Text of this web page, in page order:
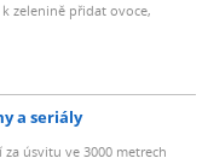
zelenině přidat ovoce,
a seriály
úsvitu ve 3000 metrech